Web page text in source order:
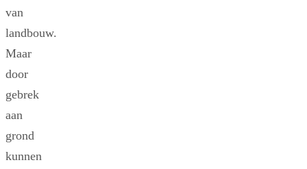
van
landbouw.
Maar
door
gebrek
aan
grond
kunnen